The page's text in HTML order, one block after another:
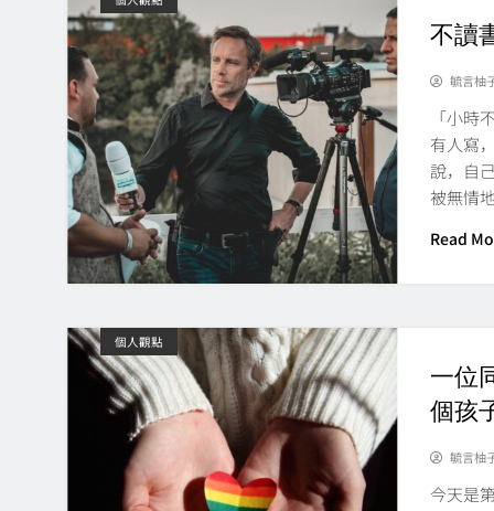
不讀
毓言柚
「小時
有人寫
說，自
被無情
Read
個人觀點
一位
個孩
毓言柚
今天是